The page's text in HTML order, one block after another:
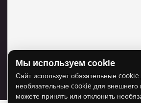
Для отображения карты
использование cookie для
Разрешить cookie
Мы используем cookie
Сайт использует обязательные
необязательные cookie для внешнего
можете принять или отклонить